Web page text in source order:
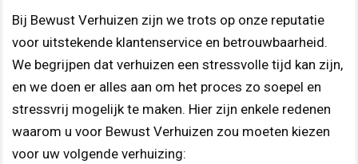
Bij Bewust Verhuizen zijn we trots op onze reputatie
voor uitstekende klantenservice en betrouwbaarheid.
We begrijpen dat verhuizen een stressvolle tijd kan zijn,
en we doen er alles aan om het proces zo soepel en
stressvrij mogelijk te maken. Hier zijn enkele redenen
waarom u voor Bewust Verhuizen zou moeten kiezen
voor uw volgende verhuizing: